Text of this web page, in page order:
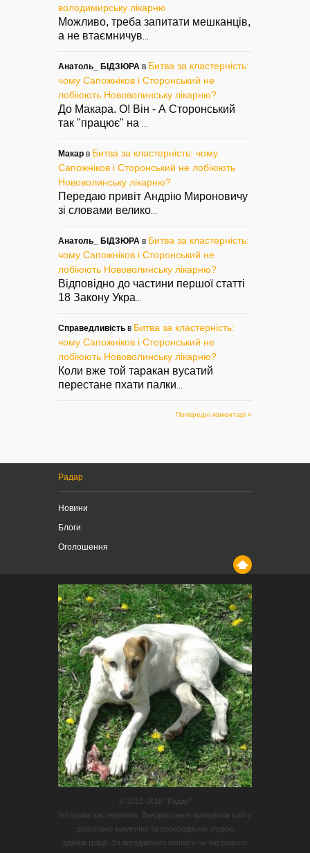
володимирську лікарню
Можливо, треба запитати мешканців,
а не втаємничув
Анатоль_ БІДЗЮРА в Битва за кластерність:
чому Сапожніков і Сторонський не
лобіюють Нововолинську лікарню?
До Макара. О! Він - А Сторонський
так "працює" на
Макар в Битва за кластерність: чому
Сапожніков і Сторонський не лобіюють
Нововолинську лікарню?
Передаю привіт Андрію Мироновичу
зі словами велико
Анатоль_ БІДЗЮРА в Битва за кластерність:
чому Сапожніков і Сторонський не
лобіюють Нововолинську лікарню?
Відповідно до частини першої статті
18 Закону Укра
Справедливість в Битва за кластерність:
чому Сапожніков і Сторонський не
лобіюють Нововолинську лікарню?
Коли вже той таракан вусатий
перестане пхати палки
Попередні коментарі »
Радар
Новини
Блоги
Оголошення
© 2012-2016 “Радар”
Усі права застережено. Використання матеріалів сайту
дозволено виключно за попередньою згодою
адміністрації. За погодженого повного чи часткового